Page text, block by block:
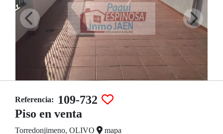
Referencia:
109-732
Piso en venta
Torredonjimeno, OLIVO mapa